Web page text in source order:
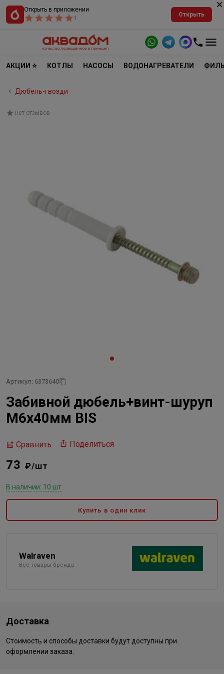
Открыть в приложении
1
Открыть
АКЦИИ ⭐ КОТЛЫ НАСОСЫ ВОДОНАГРЕВАТЕЛИ
Дюбель-гвозди
нет отзывов
Артикул: 6373640
Забивной дюбель+винт-шуруп
М6х40мм BIS
Сравнить Поделиться
73 ₽/шт
В наличии: 10 шт
Купить в один клик
Walraven
Все товары бренда
Доставка
Стоимость и способы доставки будут доступны при
оформлении заказа.